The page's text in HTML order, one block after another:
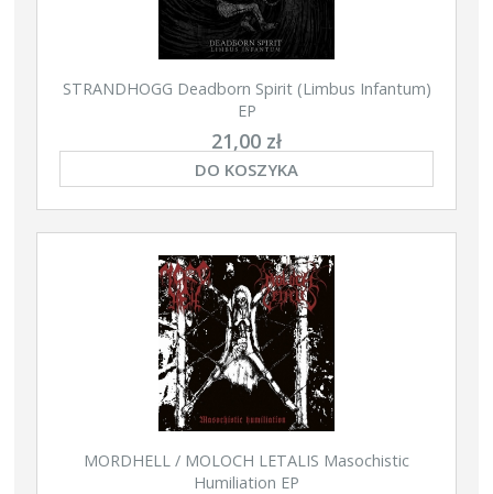
STRANDHOGG Deadborn Spirit (Limbus Infantum)
EP
21,00 zł
DO KOSZYKA
MORDHELL / MOLOCH LETALIS Masochistic
Humiliation EP